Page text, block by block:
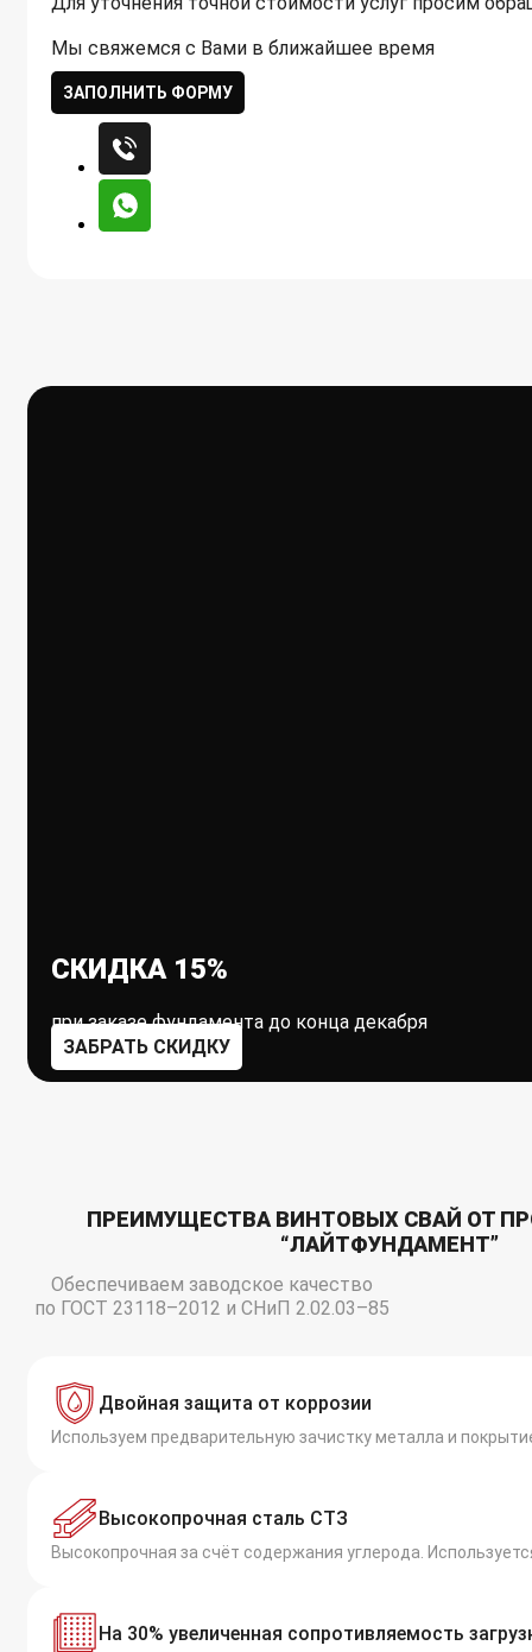
Мы свяжемся с Вами в ближайшее время
ЗАПОЛНИТЬ ФОРМУ
СКИДКА 15%
при заказе фундамента до конца декабря
ЗАБРАТЬ СКИДКУ
ПРЕИМУЩЕСТВА ВИНТОВЫХ СВАЙ ОТ
“ЛАЙТФУНДАМЕНТ”
Обеспечиваем заводское качество
по ГОСТ 23118–2012 и СНиП 2.02.03–85
Двойная защита от коррозии
Используем предварительную зачистку металла и
Высокопрочная сталь СТЗ
Высокопрочная за счёт содержания углерода.
На 30% увеличенная сопротивляемость